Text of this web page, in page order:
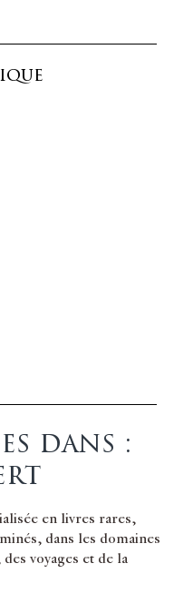
dans :
en livres rares,
dans les domaines
voyages et de la